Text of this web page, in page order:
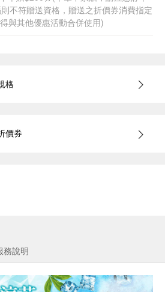
不符贈送資格，贈送之折價券消費指定
與其他優惠活動合併使用)
格
價券
務說明